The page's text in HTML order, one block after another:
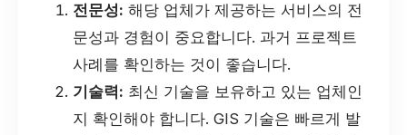
전문성: 해당 업체가 제공하는 서비스의 전
문성과 경험이 중요합니다. 과거 프로젝트
사례를 확인하는 것이 좋습니다.
기술력: 최신 기술을 보유하고 있는 업체인
지 확인해야 합니다. GIS 기술은 빠르게 발